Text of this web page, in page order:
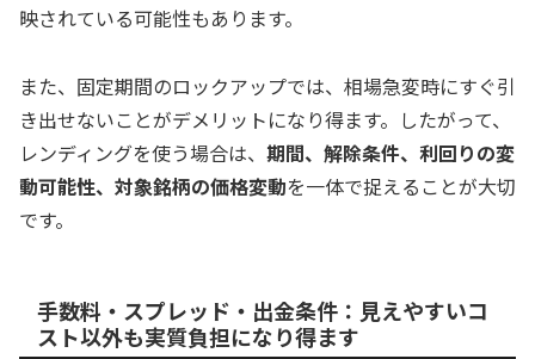
映されている可能性もあります。
また、固定期間のロックアップでは、相場急変時にすぐ引
き出せないことがデメリットになり得ます。したがって、
レンディングを使う場合は、 期間、解除条件、利回りの変
動可能性、対象銘柄の価格変動を一体で捉えることが大切
です。
手数料・スプレッド・出金条件：見えやすいコ
スト以外も実質負担になり得ます